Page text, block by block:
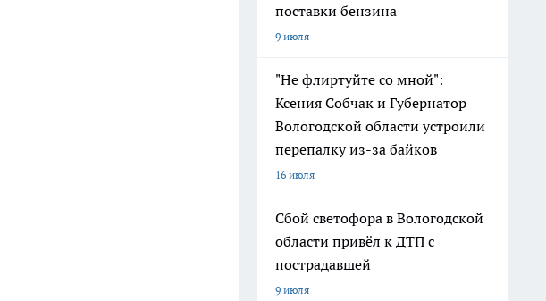
поставки бензина
9 июля
"Не флиртуйте со мной":
Ксения Собчак и Губернатор
Вологодской области устроили
перепалку из-за байков
16 июля
Сбой светофора в Вологодской
области привёл к ДТП с
пострадавшей
9 июля